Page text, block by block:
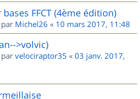
bases FFCT (4ème édition)
Michel26 « 10 mars 2017, 11:48
>volvic)
velociraptor35 « 03 janv. 2017,